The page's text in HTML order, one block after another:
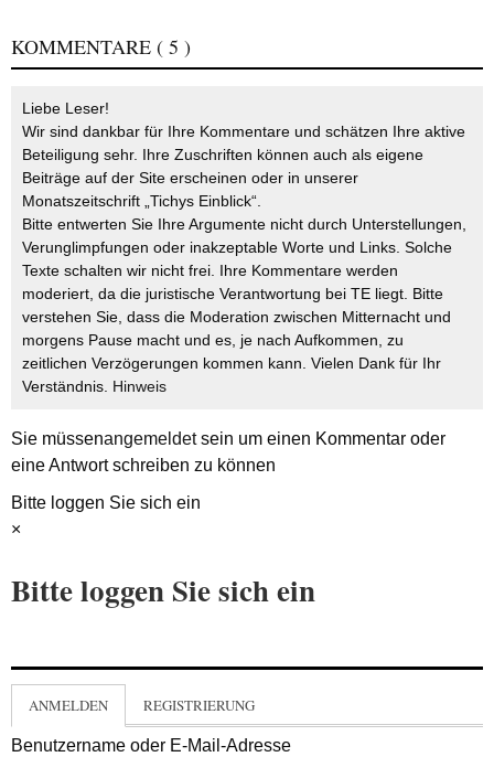
KOMMENTARE ( 5 )
Liebe Leser!
Wir sind dankbar für Ihre Kommentare und schätzen Ihre aktive
Beteiligung sehr. Ihre Zuschriften können auch als eigene
Beiträge auf der Site erscheinen oder in unserer
Monatszeitschrift „Tichys Einblick“.
Bitte entwerten Sie Ihre Argumente nicht durch Unterstellungen,
Verunglimpfungen oder inakzeptable Worte und Links. Solche
Texte schalten wir nicht frei. Ihre Kommentare werden
moderiert, da die juristische Verantwortung bei TE liegt. Bitte
verstehen Sie, dass die Moderation zwischen Mitternacht und
morgens Pause macht und es, je nach Aufkommen, zu
zeitlichen Verzögerungen kommen kann. Vielen Dank für Ihr
Verständnis. Hinweis
Sie müssenangemeldetsein um einen Kommentar oder
eine Antwort schreiben zu können
Bitte loggen Sie sich ein
×
Bitte loggen Sie sich ein
ANMELDEN REGISTRIERUNG
Benutzername oder E-Mail-Adresse